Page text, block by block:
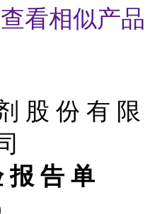
查看相似产品
股 份 有 限
报 告 单